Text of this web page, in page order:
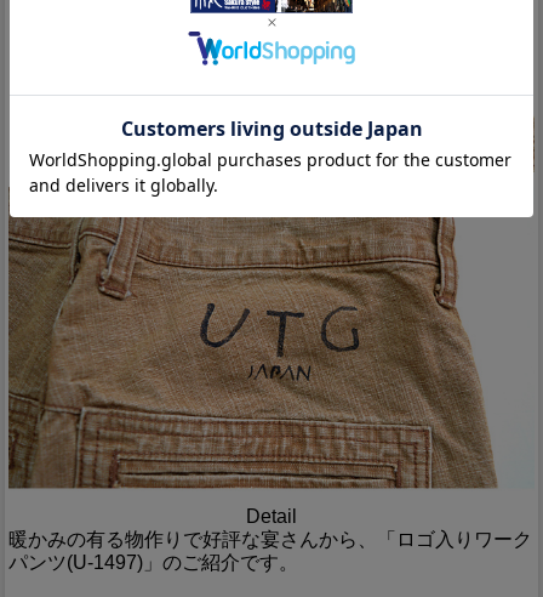
Detail
暖かみの有る物作りで好評な宴さんから、「ロゴ入りワーク
パンツ(U-1497)」のご紹介です。